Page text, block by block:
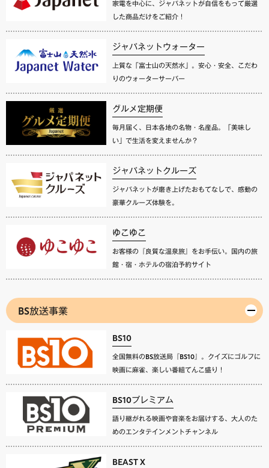
家電を中心に、ジャパネットが自信をもって厳選
した商品だけをご紹介！
ジャパネットウォーター
上質な「富士山の天然水」。安心・安全、こだわ
りのウォーターサーバー
グルメ定期便
毎月届く、日本各地の名物・名産品。「美味し
い」で生活を変えませんか？
ジャパネットクルーズ
ジャパネットが磨き上げたおもてなしで、感動の
豪華クルーズ体験を。
ゆこゆこ
お客様の『良質な温泉旅』をお手伝い。国内の旅
館・宿・ホテルの宿泊予約サイト
BS放送事業
BS10
全国無料のBS放送局『BS10』。クイズにゴルフに
映画に麻雀、楽しい番組てんこ盛り！
BS10プレミアム
語り継がれる映画や音楽をお届けする、大人のた
めのエンタテインメントチャンネル
BEAST X